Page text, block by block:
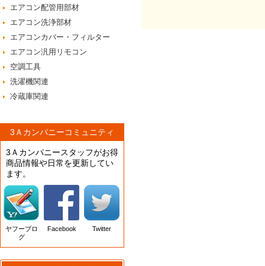
エアコン配管用部材
エアコン洗浄部材
エアコンカバー・フィルター
エアコン汎用リモコン
空調工具
洗濯機関連
冷蔵庫関連
3Ａカンパニーコミュニティ
3Ａカンパニースタッフがお得
商品情報や日常を更新してい
ます。
ヤフーブロ
グ
Facebook Twitter